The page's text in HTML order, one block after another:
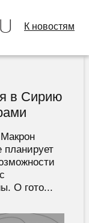
К новостям
в Сирию
планирует
О гото...